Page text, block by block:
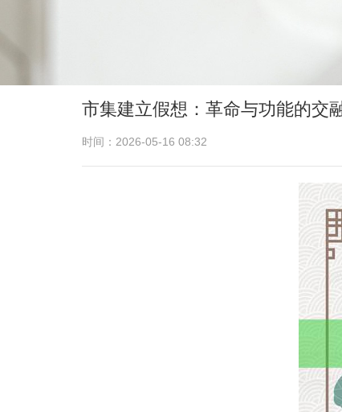
市集建立假想：革命与功能的交
时间：2026-05-16 08:32